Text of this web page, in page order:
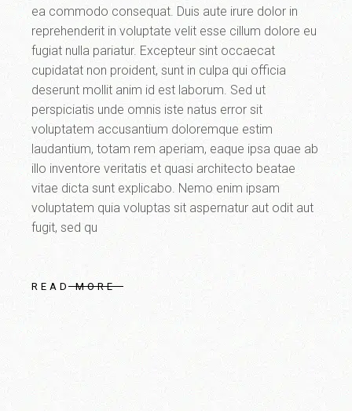
ea commodo consequat. Duis aute irure dolor in
reprehenderit in voluptate velit esse cillum dolore eu
fugiat nulla pariatur. Excepteur sint occaecat
cupidatat non proident, sunt in culpa qui officia
deserunt mollit anim id est laborum. Sed ut
perspiciatis unde omnis iste natus error sit
voluptatem accusantium doloremque estim
laudantium, totam rem aperiam, eaque ipsa quae ab
illo inventore veritatis et quasi architecto beatae
vitae dicta sunt explicabo. Nemo enim ipsam
voluptatem quia voluptas sit aspernatur aut odit aut
fugit, sed qu
READ MORE